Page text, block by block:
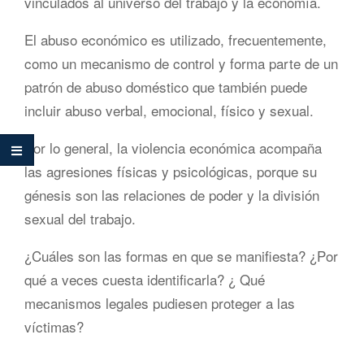
El abuso económico es utilizado, frecuentemente,
como un mecanismo de control y forma parte de un
patrón de abuso doméstico que también puede
incluir abuso verbal, emocional, físico y sexual.
Por lo general, la violencia económica acompaña
las agresiones físicas y psicológicas, porque su
génesis son las relaciones de poder y la división
sexual del trabajo.
¿Cuáles son las formas en que se manifiesta? ¿Por
qué a veces cuesta identificarla? ¿ Qué
mecanismos legales pudiesen proteger a las
víctimas?